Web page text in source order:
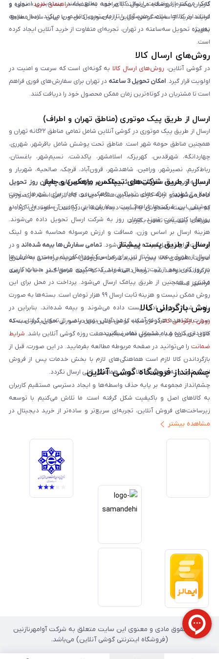
کمک می‌کند از وضعیت ارسال کالای خود مطلع باشند. بسته‌بندی اصولی و
استاندارد کالاها، سلامت محصول را تا زمان تحویل تضمین می‌کند. ارسال سریع،
به‌ویژه تحویل سه‌ساعته در تهران، تجربه‌ای متفاوت از خرید آنلاین ایجاد کرده
است.
کاربران محترم فروشگاه می‌توانند با مراجعه به صفحه «راهنمای خرید»، نحوه و
فرایند خرید از سایت گوشی آنلاین را به‌صورت کامل و با زبانی ساده مطالعه
نمایند.
روش‌های ارسال کالا
در گوشی آنلاین، روش‌های ارسال کالا به گونه‌ای است که سرعت و امنیت در
اولویت قرار گیرد. امکان تحویل 3 ساعته
در تهران برای سفارش‌های فوری فراهم
است تا مشتریان در کوتاه‌ترین زمان ممکن محصول خود را دریافت کنند.
ارسال از طریق پیک موتوری (مناطق تهران و اطراف)
ارسال از طریق پیک موتوری در گوشی آنلاین شامل تمامی مناطق ۲۲گانه تهران و
همچنین مناطق حومه شهر است. مناطق تحت پوشش شامل باقرشهر، شهرری،
چهاردانگه، شهرقدس، کهریزک، اسلامشهر، پاکدشت، نسیم‌شهر، باغستان،
رباط‌کریم، نصیرشهر، ورامین، شاهدشهر، فرون‌آباد، قرچک، صالحیه، شهریار و
اندیشه می‌شود. سفارش‌های ثبت‌شده در روزهای کاری همان روز تحویل
داده می‌شوندو ارائه کارت شناسایی هنگام دریافت کالا الزامی است. در صورتی
که پلمپ بسته مخدوش یا آسیب دیده باشد، از دریافت آن خودداری کرده و
سریعاً با پشتیبانی تماس بگیرید.
ارسال از طریق شرکت‌های تیپاکس، ماهکس و چاپار
ارسال از طریق شرکت‌های تیپاکس، ماهکس و چاپار برای شهرهای تحت
پوشش این شرکت‌ها فراهم است. سفارش‌هایی که بین ساعت ۱۰ تا ۱۵ در
روزهای کاری ثبت شوند، همان روز به شرکت ارسال تحویل داده می‌شوند.
هزینه ارسال بر اساس وزن، مسافت و ارزش مرسوله محاسبه شده و لینک
پرداخت برای تحویل‌گیرنده ارسال می‌شود. تمامی سفارش‌ها بیمه شده‌اند و در
صورت مفقودی کالا، پس از تایید شرکت حمل‌ونقل، هزینه پرداختی به مشتری
بازگردانده خواهد شد. توجه داشته باشید که بیمه شامل کسر ۱۰ تا ۱۵ درصد
فرانشیز است.
ارسال از طریق پست پیشتاز
ارسال از طریق پست پیشتاز نیز برای سراسر کشور امکان‌پذیر است و سفارش‌ها
در روز کاری بعد از ثبت، ارسال می‌شوند. کد رهگیری مرسوله در حساب کاربری
مشتری و همچنین از طریق پیامک ارسال می‌شود. پرداخت در محل برای این
روش ممکن نیست و هزینه ثابت ارسال ۹۹ هزار تومان است. بسته‌ها به صورت
پلمپ شده تحویل اداره پست داده می‌شوند و بیمه شده‌اند، بنابراین در
صورت مشاهده هرگونه آسیب یا مخدوش بودن پلمپ، از تحویل گرفتن بسته
خودداری کرده و با پشتیبانی تماس بگیرید.
روش بازگردانی کالا
روش بازگردانی کالادر فروشگاه گوشی آنلاین تنها در صورتی امکان‌پذیر است که
کالای خریداری شده مشمول مفاد ضمانت هفت روزه گوشی آنلاین باشد. شرایط
ضمانت را می‌توانید در صفحه مربوطه مطالعه بفرمایید. در این صورت، قبل از
بازگرداندن کالا لازم است هماهنگی‌های لازم با بخش خدمات پس از فروش
انجام شود و به هیچ‌وجه کالا بدون هماهنگی قبلی ارسال نگردد.
چشم‌انداز فروشگاه گوشی آنلاین
چشم‌انداز مجموعه بر پایه حذف واسطه‌ها و ایجاد دسترسی مستقیم کاربران
به کالاهای اصل و باکیفیت شکل گرفته است. ما تلاش می‌کنیم با توسعه
زیرساخت‌های فروش آنلاین، تجربه‌ای سریع‌تر و ساده‌تر از خرید دیجیتال در
ایران ارائه دهیم. تبدیل‌شدن به مرجعی قابل اعتماد برای خرید کالای دیجیتال،
خدمات و به‌روزرسانی مداوم محصولات، مسیر ما را روشن‌تر می‌کند. ما باور
داریم آینده بازار دیجیتال متعلق به کسب‌وکارهایی است که صداقت و شفافیت
را در اولویت قرار می‌دهند. گوشی آنلاین با تکیه بر تجربه و تخصص، با قدرت به
سمت تحقق این چشم‌انداز حرکت می‌کند.
مشاهده بیشتر
تمامی حقوق مادی و معنوی این سایت متعلق به شرکت آوامهرنازنین
(فروشگاه اینترنتی گوشی آنلاین) می‌باشد.